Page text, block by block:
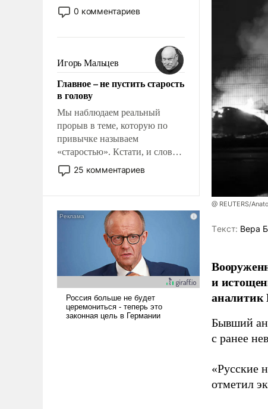
предоставления вооружений
своим нанимателям. Вероятно,
консультирует Киев, пришла в
голову мысль: хорошо бы
продемонстрировать, что
Украина вступила в
вооруженное противостояние
с Ираном.
0 комментариев
Игорь Мальцев
Главное – не пустить старость
в голову
Мы наблюдаем реальный
прорыв в теме, которую по
привычке называем
«старостью». Кстати, и слово-
то это уже стараются не
использовать – так же, как
что оно уже несет негативные
коннотации.
25 комментариев
@ REUTERS/
Tекст: Вера
и
Бывший
с ранее
«Русские
отметил